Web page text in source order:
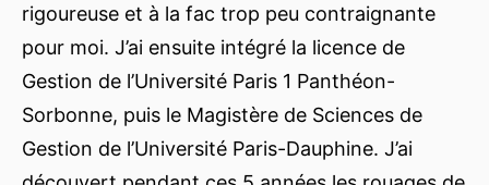
rigoureuse et à la fac trop peu contraignante
pour moi. J’ai ensuite intégré la licence de
Gestion de l’Université Paris 1 Panthéon-
Sorbonne, puis le Magistère de Sciences de
Gestion de l’Université Paris-Dauphine. J’ai